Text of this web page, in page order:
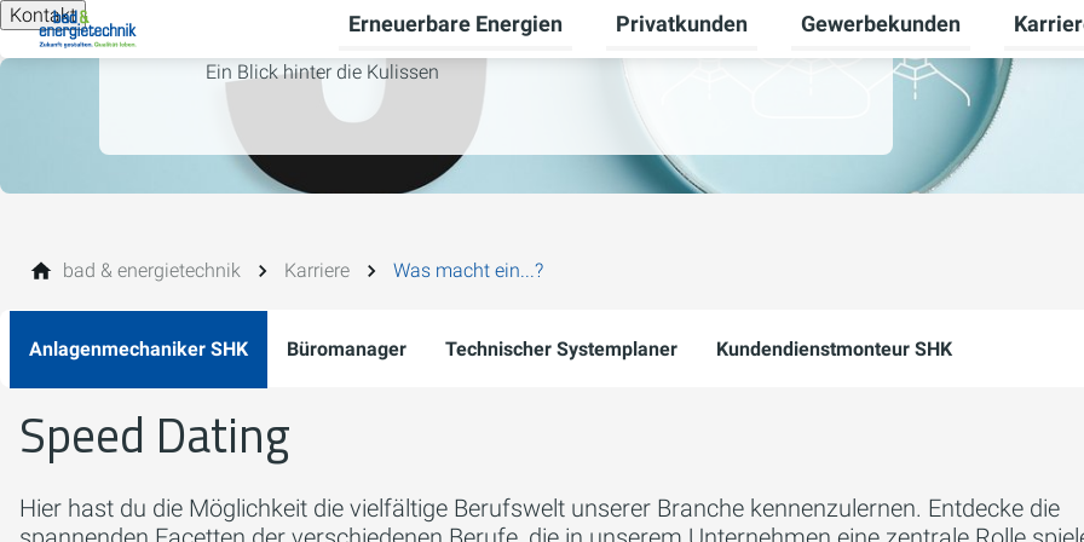
Kontakt Erneuerbare Energien
Untermenü für Erneuerbare Energien umschalten
Privatkunden
Untermenü für Privatkunden
Gewerbekunden
Ein Blick hinter die Kulissen
bad & energietechnik Karriere Was macht ein...?
Anlagenmechaniker SHK Büromanager Technischer Systemplaner Kundendienstmonteur SHK
Speed Dating
Hier hast du die Möglichkeit die vielfältige Berufswelt unserer Branche kennenzulernen. Entdecke die